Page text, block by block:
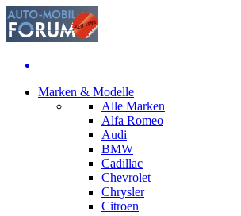
Marken & Modelle
Alle Marken
Alfa Romeo
Audi
BMW
Cadillac
Chevrolet
Chrysler
Citroen